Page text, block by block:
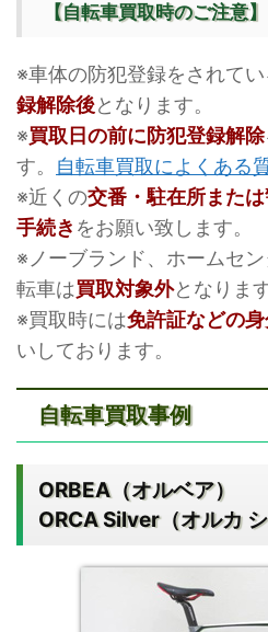
【自転車買取時のご注意】
※車体の防犯登録をされてい
録解除後となります。
※買取日の前に防犯登録解除
す。 自転車買取によくある
※近くの交番・駐在所また
手続き をお願い致します。
※ノーブランド、ホームセ
転車は買取対象外となります
※買取時には免許証などの
いしております。
自転車買取事例
ORBEA（オルベア）
ORCA Silver（オルカ